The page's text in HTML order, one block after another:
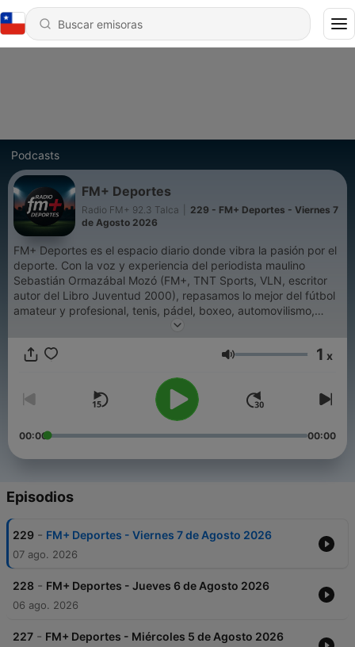
Podcasts
FM+ Deportes
Radio FM+ 92.3 Talca
229 - FM+ Deportes - Viernes 7
de Agosto 2026
FM+ Deportes es el espacio diario donde vibra la pasión por el
deporte. Con la voz y experiencia del periodista maulino
Sebastián Ormazábal Mozó (FM+, TNT Sports, VLN, escritor
autor del Libro Juventud 2000), repasamos lo mejor del fútbol
amateur y profesional, tenis, pádel, boxeo, automovilismo,
tenis de mesa, deporte escolar, olímpico e internacional. Desde
FM+ 92.3 Talca, lunes a viernes a las 11:00 y 17:00 hrs.
Volumen 1 x
00:00 00:00
Episodios
229 - FM+ Deportes - Viernes 7 de Agosto 2026
07 ago. 2026
228 - FM+ Deportes - Jueves 6 de Agosto 2026
06 ago. 2026
227 - FM+ Deportes - Miércoles 5 de Agosto 2026